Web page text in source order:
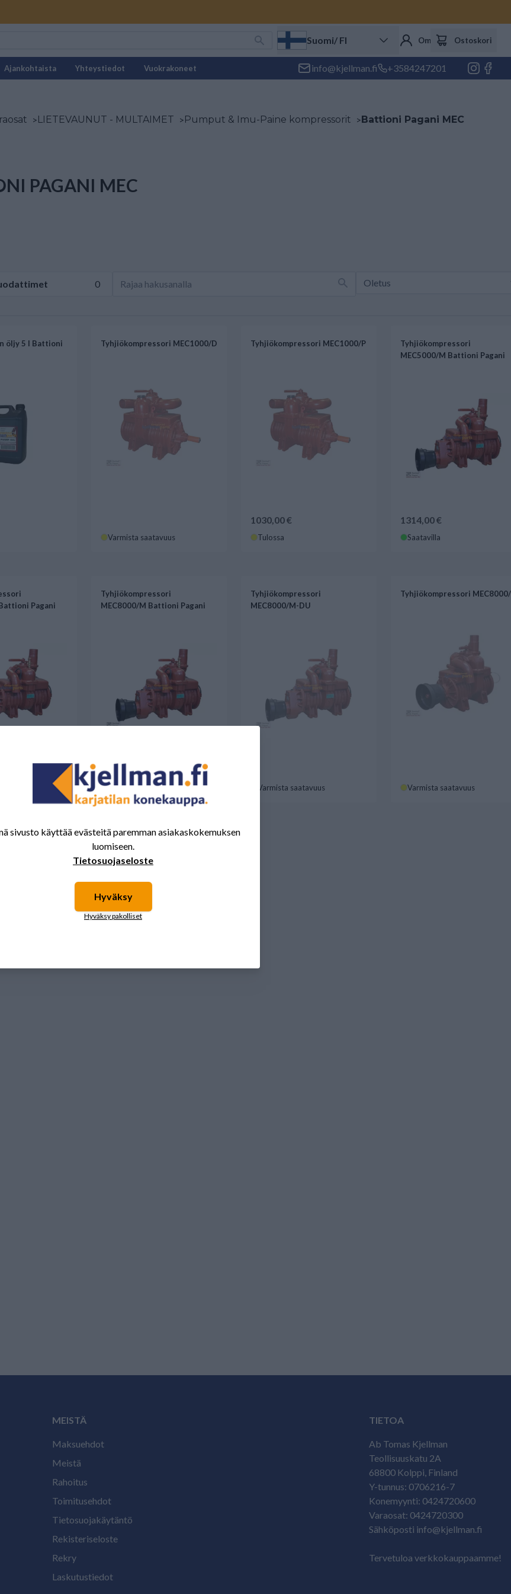
Suomi/ FI Oma tili Ostoskori
Ajankohtaista Yhteystiedot Vuokrakoneet info@kjellman.fi +3584247201
>LIETEVAUNUT - MULTAIMET >Pumput & Imu-Paine kompressorit >Battioni Pagani MEC
PAGANI MEC
0
öljy 5 l Battioni
Tyhjiökompressori MEC1000/D
Varmista saatavuus
Tyhjiökompressori MEC1000/P
1030,00 €
Tulossa
Tyhjiökompressori
MEC5000/M Battioni Pagani
1314,00 €
Saatavilla
Pagani
Tyhjiökompressori
MEC8000/M Battioni Pagani
1573,70 €
Saatavilla
Tyhjiökompressori
MEC8000/M-DU
Varmista saatavuus
Tyhjiökompressori
Varmista saatavuus
MEISTÄ
Maksuehdot
Meistä
Rahoitus
Toimitusehdot
Tietosuojakäytäntö
Rekisteriseloste
Rekry
Laskutustiedot
TIETOA
Ab Tomas Kjellman
Teollisuuskatu 2A
68800 Kolppi, Finland
Y-tunnus: 0706216-7
Konemyynti: 0424720600
Varaosat: 0424720300
Sähköposti info@kjellman.fi
Tervetuloa verkkokauppaamme!
sivusto käyttää evästeitä paremman asiakaskokemuksen
luomiseen.
Tietosuojaseloste
Hyväksy
Hyväksy pakolliset